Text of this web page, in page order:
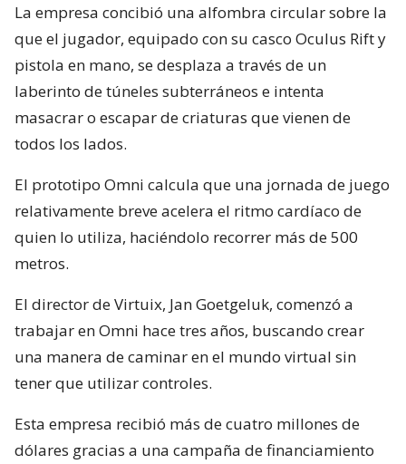
La empresa concibió una alfombra circular sobre la
que el jugador, equipado con su casco Oculus Rift y
pistola en mano, se desplaza a través de un
laberinto de túneles subterráneos e intenta
masacrar o escapar de criaturas que vienen de
todos los lados.
El prototipo Omni calcula que una jornada de juego
relativamente breve acelera el ritmo cardíaco de
quien lo utiliza, haciéndolo recorrer más de 500
metros.
El director de Virtuix, Jan Goetgeluk, comenzó a
trabajar en Omni hace tres años, buscando crear
una manera de caminar en el mundo virtual sin
tener que utilizar controles.
Esta empresa recibió más de cuatro millones de
dólares gracias a una campaña de financiamiento